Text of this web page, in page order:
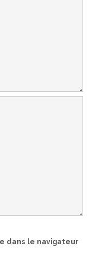
dans le navigateur